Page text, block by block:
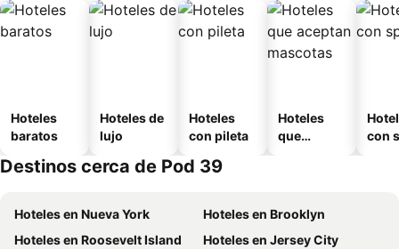
Hoteles
baratos
Hoteles de
lujo
Hoteles
con pileta
Hoteles
que
con
Destinos cerca de Pod 39
Hoteles en Nueva York
Hoteles en Brooklyn
Hoteles en Roosevelt Island
Hoteles en Jersey City